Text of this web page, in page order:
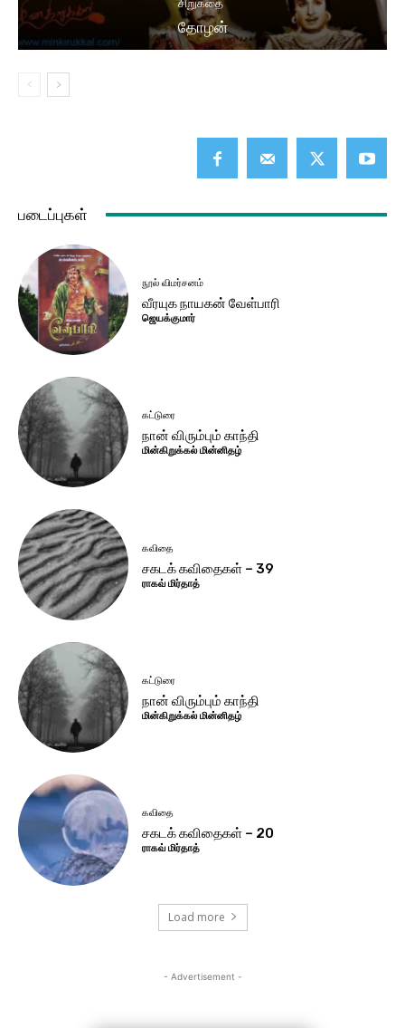
சிறுகதை
தோழன்
படைப்புகள்
நூல் விமர்சனம்
வீரயுக நாயகன் வேள்பாரி
ஜெயக்குமார்
கட்டுரை
நான் விரும்பும் காந்தி
மின்கிறுக்கல் மின்னிதழ்
கவிதை
சகடக் கவிதைகள் – 39
ராகவ் மிர்தாத்
கட்டுரை
நான் விரும்பும் காந்தி
மின்கிறுக்கல் மின்னிதழ்
கவிதை
சகடக் கவிதைகள் – 20
ராகவ் மிர்தாத்
Load more
- Advertisement -